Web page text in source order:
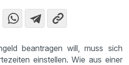
beantragen will, muss sich
einstellen. Wie aus einer